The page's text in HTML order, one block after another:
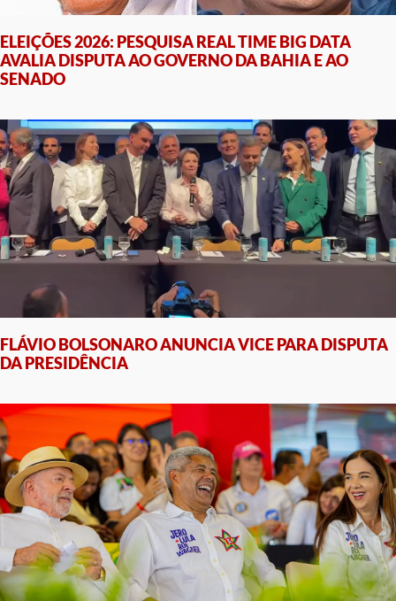
ELEIÇÕES 2026: PESQUISA REAL TIME BIG DATA
AVALIA DISPUTA AO GOVERNO DA BAHIA E AO
SENADO
FLÁVIO BOLSONARO ANUNCIA VICE PARA DISPUTA
DA PRESIDÊNCIA